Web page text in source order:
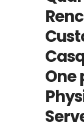
One